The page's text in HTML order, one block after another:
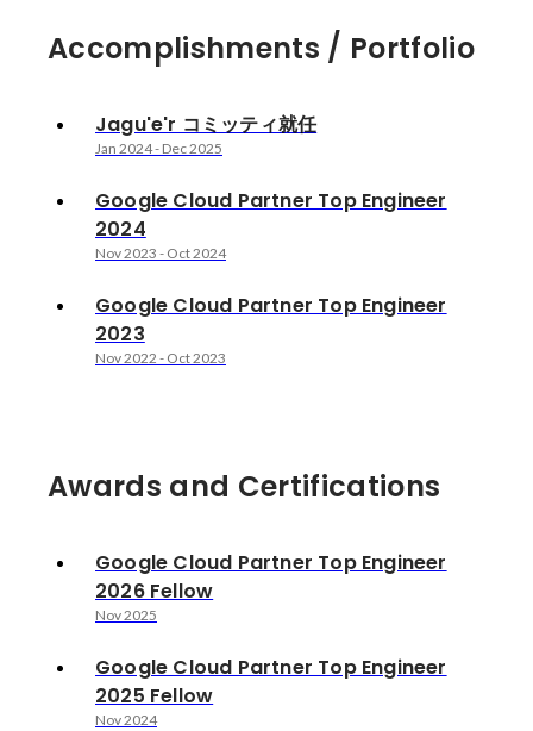
Accomplishments / Portfolio
Jagu'e'r コミッティ就任
Jan 2024- Dec 2025
Google Cloud Partner Top Engineer
2024
Nov 2023 - Oct 2024
Google Cloud Partner Top Engineer
2023
Nov 2022 - Oct 2023
Awards and Certifications
Google Cloud Partner Top Engineer
2026 Fellow
Nov 2025
Google Cloud Partner Top Engineer
2025 Fellow
Nov 2024